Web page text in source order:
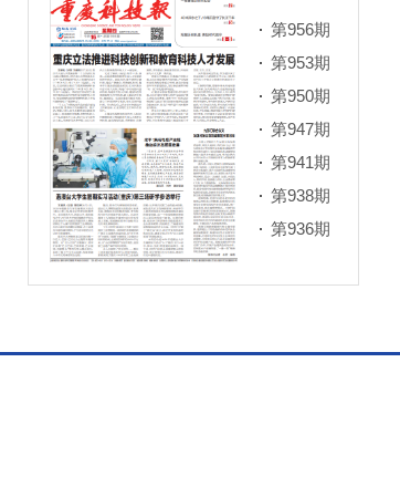
第956期
第953期
第950期
第947期
第941期
第938期
第936期